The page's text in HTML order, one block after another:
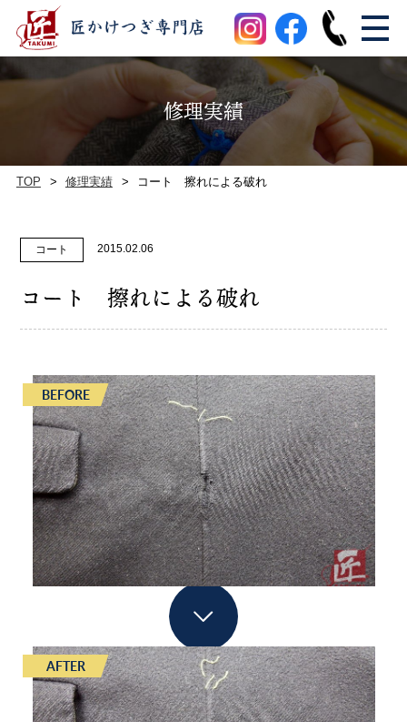
修理実績
TOP 修理実績 コート 擦れによる破れ
コート 2015.02.06
コート 擦れによる破れ
BEFORE
AFTER